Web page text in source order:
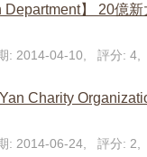
Department】 20億
: 2014-04-10, 評分:
Charity
: 2014-06-24, 評分: 2,